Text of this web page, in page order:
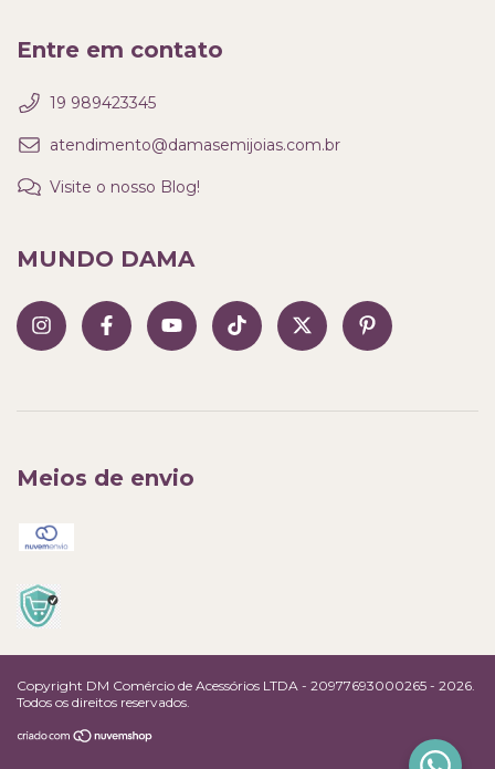
Entre em contato
19 989423345
atendimento@damasemijoias.com.br
Visite o nosso Blog!
MUNDO DAMA
Meios de envio
Copyright DM Comércio de Acessórios LTDA - 20977693000265 - 2026.
Todos os direitos reservados.